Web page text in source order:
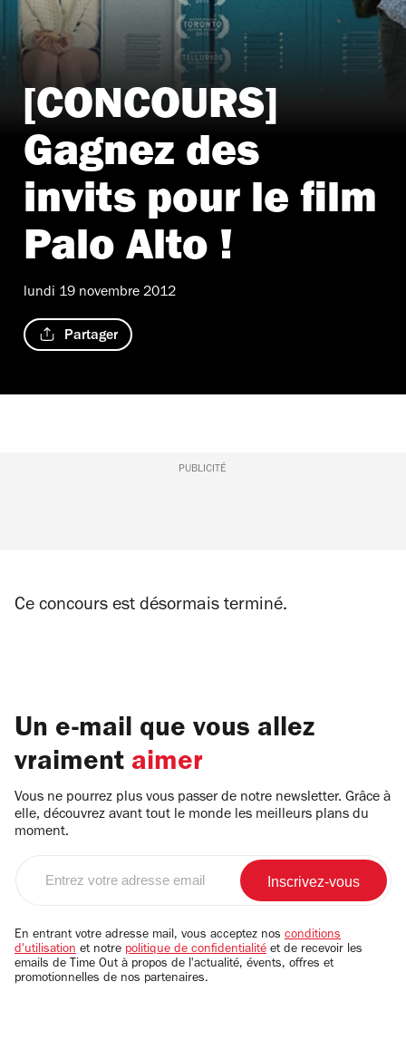
[CONCOURS]
Gagnez des
invits pour le film
Palo Alto !
lundi 19 novembre 2012
Partager
PUBLICITÉ
Ce concours est désormais terminé.
Un e-mail que vous allez
vraiment aimer
Vous ne pourrez plus vous passer de notre newsletter. Grâce à
elle, découvrez avant tout le monde les meilleurs plans du
moment.
email
En entrant votre adresse mail, vous acceptez nos conditions
d'utilisation et notre politique de confidentialité et de recevoir les
emails de Time Out à propos de l'actualité, évents, offres et
promotionnelles de nos partenaires.